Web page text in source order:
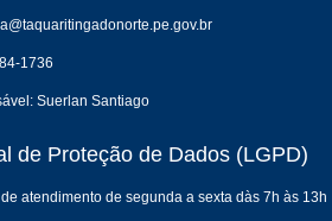
1736
Suerlan Santiago
de Proteção de Dados (LGPD)
atendimento de segunda a sexta dàs 7h às 13h